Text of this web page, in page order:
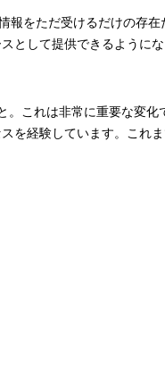
をただ受けるだけの存
として提供できるように
これは非常に重要な変化
を経験しています。これ